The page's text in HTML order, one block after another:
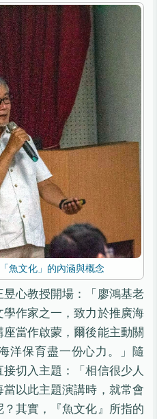
魚文化」的內涵與概念
心教授開場：「廖鴻基老
作家之一，致力於推廣海
當作啟蒙，爾後能主動關
洋保育盡一份心力。」隨
切入主題：「相信很少人
以此主題演講時，就常會
其實，『魚文化』所指的